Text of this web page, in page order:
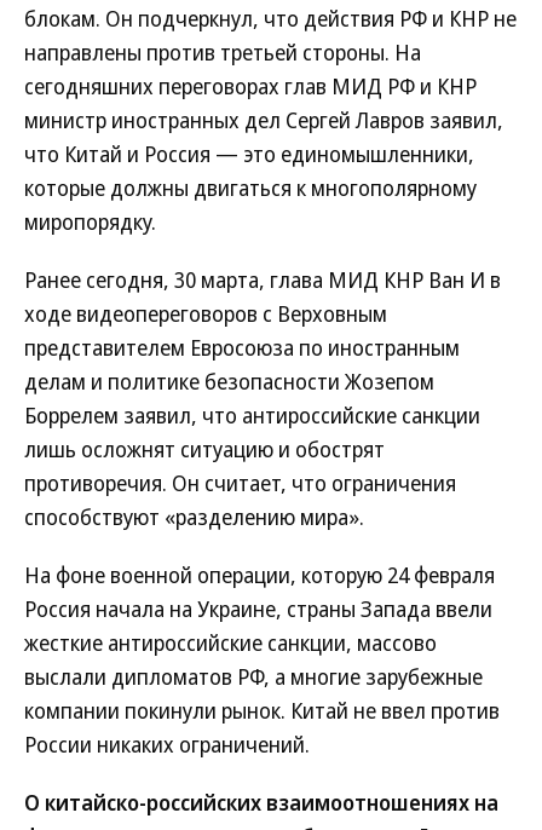
блокам. Он подчеркнул, что действия РФ и КНР не
направлены против третьей стороны. На
сегодняшних переговорах глав МИД РФ и КНР
министр иностранных дел Сергей Лавров заявил,
что Китай и Россия — это единомышленники,
которые должны двигаться к многополярному
миропорядку.
Ранее сегодня, 30 марта, глава МИД КНР Ван И в
ходе видеопереговоров с Верховным
представителем Евросоюза по иностранным
делам и политике безопасности Жозепом
Боррелем заявил, что антироссийские санкции
лишь осложнят ситуацию и обострят
противоречия. Он считает, что ограничения
способствуют «разделению мира».
На фоне военной операции, которую 24 февраля
Россия начала на Украине, страны Запада ввели
жесткие антироссийские санкции, массово
выслали дипломатов РФ, а многие зарубежные
компании покинули рынок. Китай не ввел против
России никаких ограничений.
О китайско-российских взаимоотношениях на